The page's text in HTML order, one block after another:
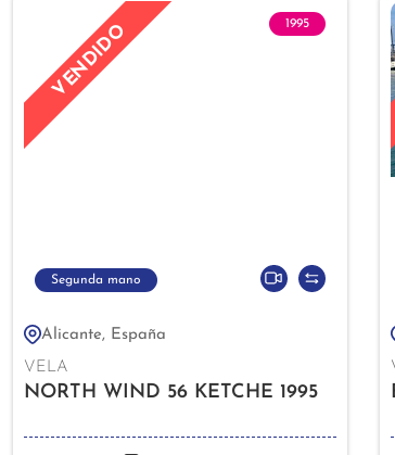
1995
Segunda mano
VENDIDO
Alicante, España
VELA
NORTH WIND 56 KETCHE 1995